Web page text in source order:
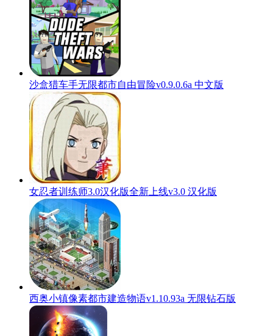
沙盒猎车手无限都市自由冒险v0.9.0.6a 中文版
女忍者训练师3.0汉化版全新上线v3.0 汉化版
西奥小镇像素都市建造物语v1.10.93a 无限钻石版